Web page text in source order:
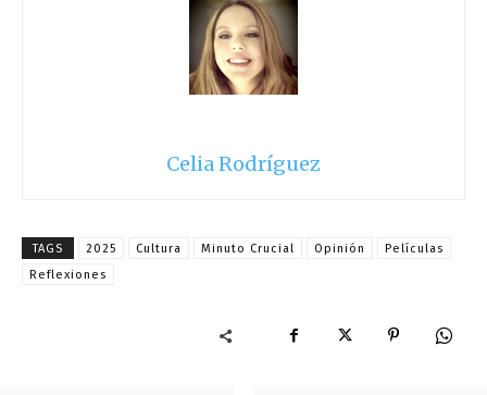
Celia Rodríguez
TAGS 2025 Cultura Minuto Crucial Opinión
Películas
Reflexiones